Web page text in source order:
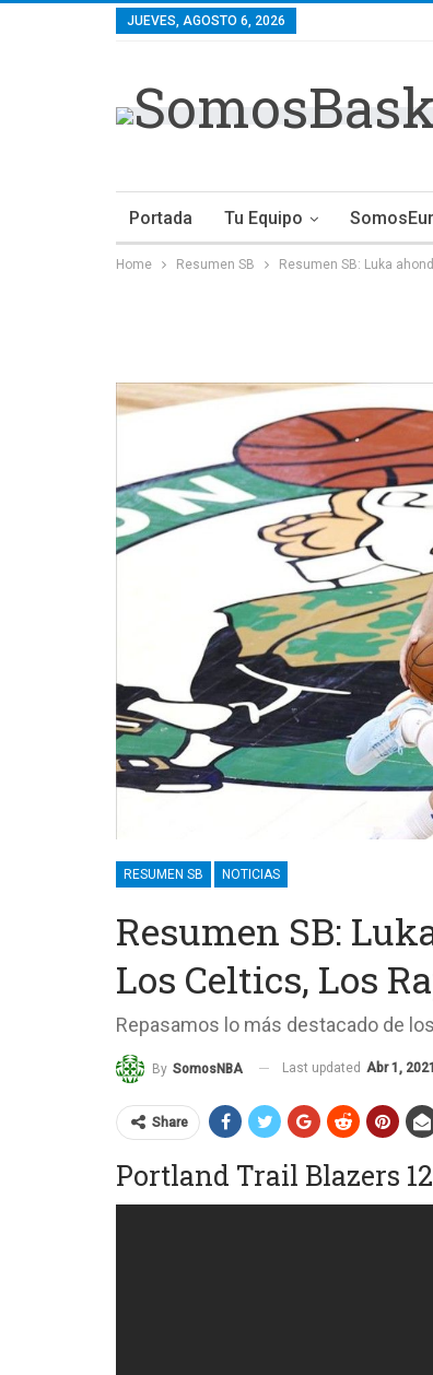
JUEVES, AGOSTO 6, 2026
Portada Tu Equipo
Home Resumen SB Resumen SB: Luka
RESUMEN SB NOTICIAS
Resumen SB:
Los Celtics, Los
Repasamos lo más destacado de
By SomosNBA Last updated Abr 1, 2021
Share
Portland Trail Blazers